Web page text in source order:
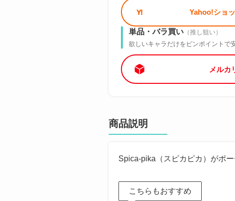
Yahoo!ショ
単品・バラ買い （推し狙い）
欲しいキャラだけをピンポイントで
メルカ
商品説明
Spica-pika（スピカピカ）がポ
こちらもおすすめ